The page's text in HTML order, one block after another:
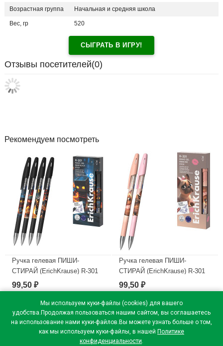
Мы используем куки-файлы (cookies) для вашего
удобства.Продолжая пользоваться нашим сайтом, вы соглашаетесь
на использование нами куки-файлов.Вы можете узнать больше о том,
как мы используем куки-файлы, в нашей Политике
конфиденциальности.
Возрастная группа Начальная и средняя школа
Вес, гр 520
СЫГРАТЬ В ИГРУ!
Отзывы посетителей(0)
Рекомендуем посмотреть
Ручка гелевая ПИШИ-
СТИРАЙ (ErichKrause) R-301
Магия Кубомир (Magic Block)
синий, 0,5мм арт.65233
В наличии
99,50 ₽
Ручка гелевая ПИШИ-
СТИРАЙ (ErichKrause) R-301
Магия Френч (Magic Frenchie)
синий, 0,5мм арт.65335
В наличии
99,50 ₽